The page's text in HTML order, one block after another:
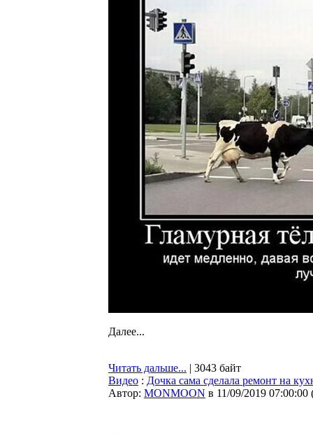
Далее...
Читать дальше... | 3043 байт
Видео : Дочка сама сделала ремонт на
Автор: MONMOON в 11/09/2019 07:00:00